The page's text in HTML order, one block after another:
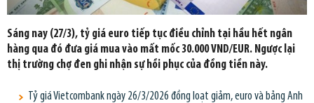
Sáng nay (27/3), tỷ giá euro tiếp tục điều chỉnh tại hầu hết ngân
hàng qua đó đưa giá mua vào mất mốc 30.000 VND/EUR. Ngược lại
thị trường chợ đen ghi nhận sự hồi phục của đồng tiền này.
Tỷ giá Vietcombank ngày 26/3/2026 đồng loạt giảm, euro và bảng Anh